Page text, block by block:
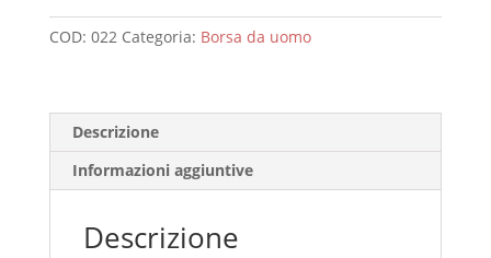
COD: 022 Categoria: Borsa da uomo
Descrizione
Informazioni aggiuntive
Descrizione